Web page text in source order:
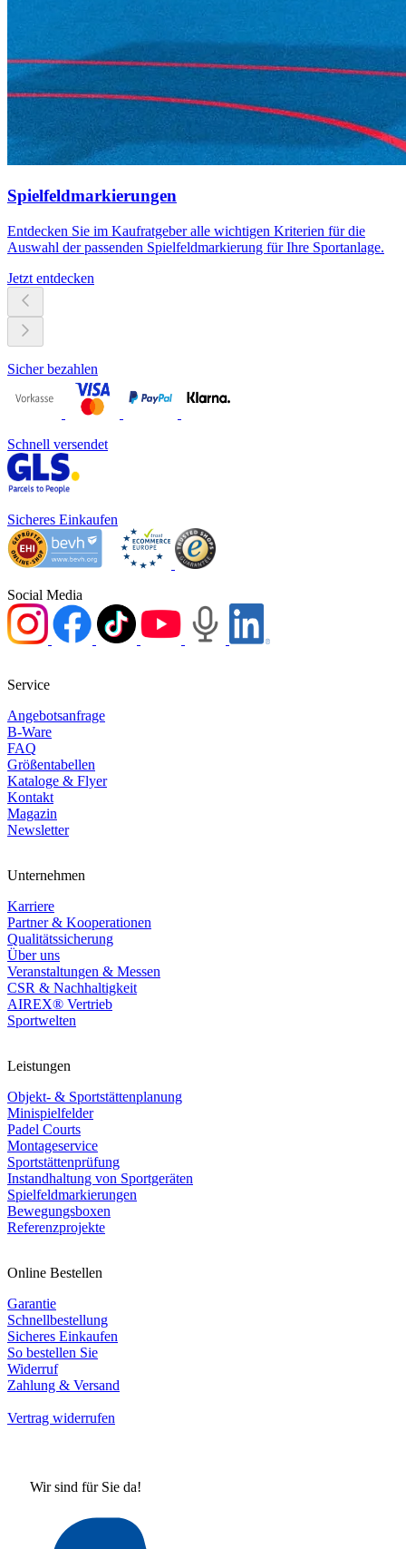
Spielfeldmarkierungen
Entdecken Sie im Kaufratgeber alle wichtigen Kriterien für die
Auswahl der passenden Spielfeldmarkierung für Ihre Sportanlage.
Jetzt entdecken
Sicher bezahlen
Schnell versendet
Sicheres Einkaufen
Social Media
Service
Angebotsanfrage
B-Ware
FAQ
Größentabellen
Kataloge & Flyer
Kontakt
Magazin
Newsletter
Unternehmen
Karriere
Partner & Kooperationen
Qualitätssicherung
Über uns
Veranstaltungen & Messen
CSR & Nachhaltigkeit
AIREX® Vertrieb
Sportwelten
Leistungen
Objekt- & Sportstättenplanung
Minispielfelder
Padel Courts
Montageservice
Sportstättenprüfung
Instandhaltung von Sportgeräten
Spielfeldmarkierungen
Bewegungsboxen
Referenzprojekte
Online Bestellen
Garantie
Schnellbestellung
Sicheres Einkaufen
So bestellen Sie
Widerruf
Zahlung & Versand
Vertrag widerrufen
Wir sind für Sie da!